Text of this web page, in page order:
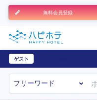
無料会員登録
ゲスト